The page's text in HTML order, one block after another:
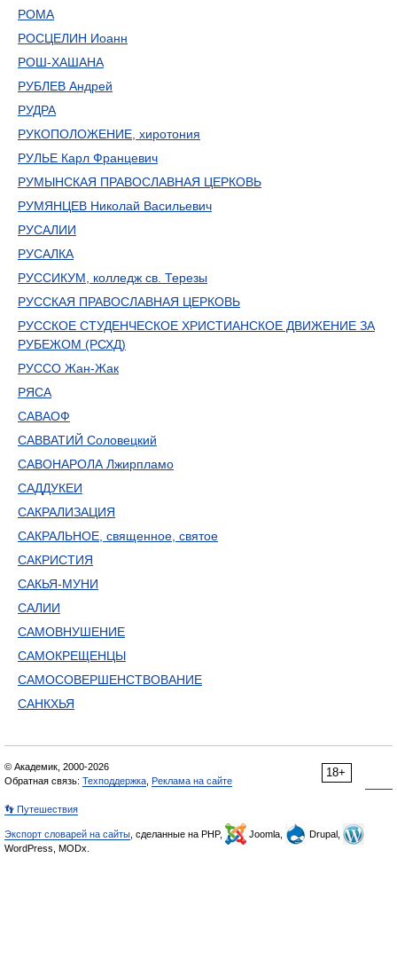
РОМА
РОСЦЕЛИН Иоанн
РОШ-ХАШАНА
РУБЛЕВ Андрей
РУДРА
РУКОПОЛОЖЕНИЕ, хиротония
РУЛЬЕ Карл Францевич
РУМЫНСКАЯ ПРАВОСЛАВНАЯ ЦЕРКОВЬ
РУМЯНЦЕВ Николай Васильевич
РУСАЛИИ
РУСАЛКА
РУССИКУМ, колледж св. Терезы
РУССКАЯ ПРАВОСЛАВНАЯ ЦЕРКОВЬ
РУССКОЕ СТУДЕНЧЕСКОЕ ХРИСТИАНСКОЕ ДВИЖЕНИЕ ЗА
РУБЕЖОМ (РСХД)
РУССО Жан-Жак
РЯСА
САВАОФ
САВВАТИЙ Соловецкий
САВОНАРОЛА Лжирпламо
САДДУКЕИ
САКРАЛИЗАЦИЯ
САКРАЛЬНОЕ, священное, святое
САКРИСТИЯ
САКЬЯ-МУНИ
САЛИИ
САМОВНУШЕНИЕ
САМОКРЕЩЕНЦЫ
САМОСОВЕРШЕНСТВОВАНИЕ
САНКХЬЯ
18+
© Академик, 2000-2026
Обратная связь: Техподдержка Реклама на сайте
👣 Путешествия
Экспорт словарей на сайты , сделанные на PHP, Joomla,
Drupal,
WordPress, MODx.